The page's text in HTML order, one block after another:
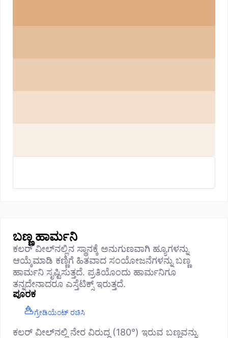
ಬಣ್ಣ ಹಾರ್ಮನಿ
ಕಲರ್ ವೀಲ್‌ನಲ್ಲಿನ ಸ್ಥಾನಕ್ಕೆ ಅನುಗುಣವಾಗಿ ಹ್ಯೂಗಳನ್ನು
ಆಯ್ಕೆಮಾಡಿ ಕಣ್ಣಿಗೆ ಹಿತವಾದ ಸಂಯೋಜನೆಗಳನ್ನು ಬಣ್ಣ
ಹಾರ್ಮನಿ ಸೃಷ್ಟಿಸುತ್ತದೆ. ಪ್ರತಿಯೊಂದು ಹಾರ್ಮನಿಗೂ
ತನ್ನದೇನಾದರೂ ಎಸ್ತೆಟಿಕ್ಸ್ ಇರುತ್ತದೆ.
ಪೂರಕ
ಗ್ರೇಡಿಯೆಂಟ್ ರಚಿಸಿ
ಕಲರ್ ವೀಲ್‌ನಲ್ಲಿ ನೇರ ವಿರುದ್ಧ (180°) ಇರುವ ಬಣ್ಣವನ್ನು